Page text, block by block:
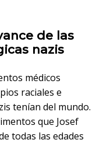
de las
nazis
médicos
raciales e
tenían del mundo.
que Josef
todas las edades